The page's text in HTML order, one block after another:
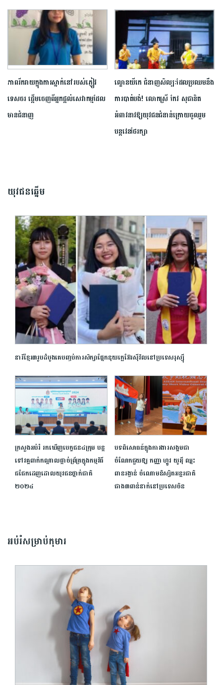
ភាពរីករាយក្នុង​ការស្នាក់នៅរបស់ភ្ញៀវ
ទេសចរ ផ្ដើមចេញពីអ្នកផ្ដល់សេវាកម្មដែល
មានជំនាញ
ល្ខោនយីកេ ជំនាញសិល្បៈដែល​ប្រឈមនឹង
ការបាត់បង់! លោកស្រី កែវ សុផានិត
អំពាវនាវឱ្យ​យុវជនជំនាន់ក្រោយចូលរួម
បន្តវេនថែរក្សា
យុវជនឆ្នើម
នារីខ្មែរ៣រូបដំបូងគេ​បញ្ចប់ការសិក្សាផ្នែកនុយក្លេអ៊ែរស៊ីវិលនៅប្រទេសរុស្ស៊ី
ក្រសួងអប់រំ រកឃើញបេក្ខជន៤ក្រុម បន្ត
ទៅវគ្គពាក់កណ្ដាលផ្ដាច់ព្រ័ត្រក្នុងកម្មវិធី
ជជែកដេញដោលយុវជនថ្នាក់ជាតិ
២០២៤
បទពិសោធន៍ក្នុងការងារសង្គមជា
ចំណែកជួយឱ្យ កញ្ញា ហ្គូវ យូអ៉ី ឈ្នះ
ពានរង្វាន់ ចំណោមនិស្សិតអន្តរជាតិ
ជាង៣ពាន់នាក់នៅប្រទេសចិន
អប់រំសម្រាប់កុមារ